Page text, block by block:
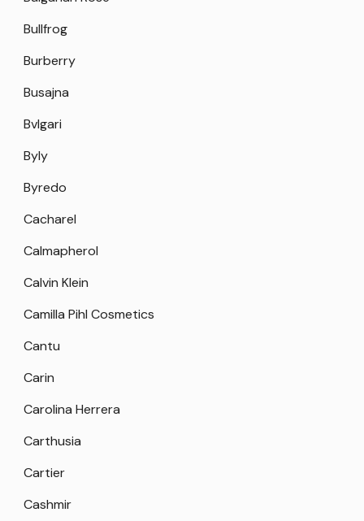
Bullfrog
Burberry
Busajna
Bvlgari
Byly
Byredo
Cacharel
Calmapherol
Calvin Klein
Camilla Pihl Cosmetics
Cantu
Carin
Carolina Herrera
Carthusia
Cartier
Cashmir